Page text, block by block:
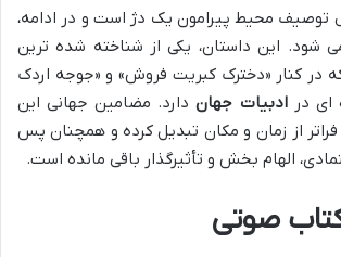
توصیف محیط پیرامون یک دژ است و در ادامه،
شود. این داستان، یکی از شناخته شده ترین
در کنار «دخترک کبریت فروش» و «جوجه اردک
ای درادبیات جهاندارد. مضامین جهانی این
فراتر از زمان و مکان تبدیل کرده و همچنان پس
الهام بخش و تأثیرگذار باقی مانده است.
صوتی